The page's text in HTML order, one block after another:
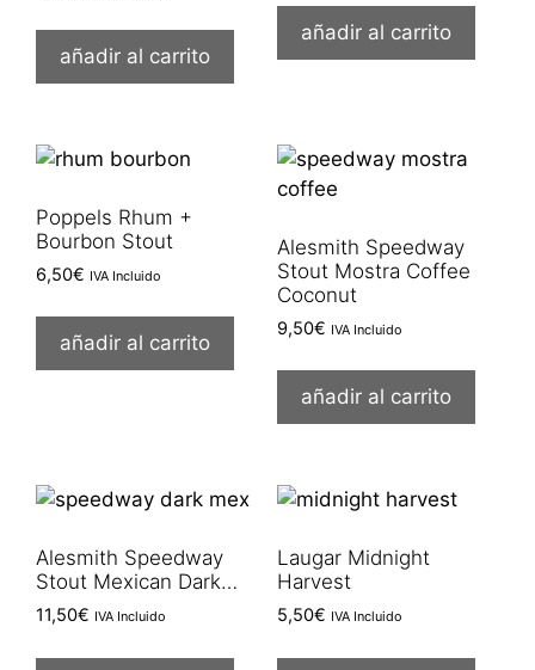
añadir al carrito
añadir al carrito
Poppels Rhum +
Bourbon Stout
6,50€ IVA Incluido
añadir al carrito
Alesmith Speedway
Stout Mostra Coffee
Coconut
9,50€ IVA Incluido
añadir al carrito
Alesmith Speedway
Stout Mexican Dark…
11,50€ IVA Incluido
Laugar Midnight
Harvest
5,50€ IVA Incluido